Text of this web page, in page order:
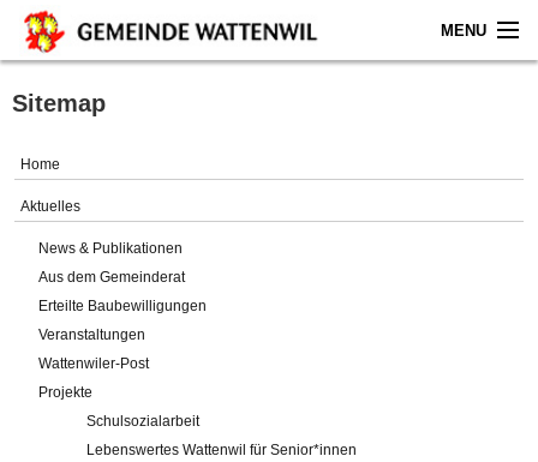
MENU
Home
Gemeinde
Verwaltung
Online-Service
Sitemap
Home
Aktuelles
News & Publikationen
Aus dem Gemeinderat
Erteilte Baubewilligungen
Veranstaltungen
Wattenwiler-Post
Projekte
Schulsozialarbeit
Lebenswertes Wattenwil für Senior*innen